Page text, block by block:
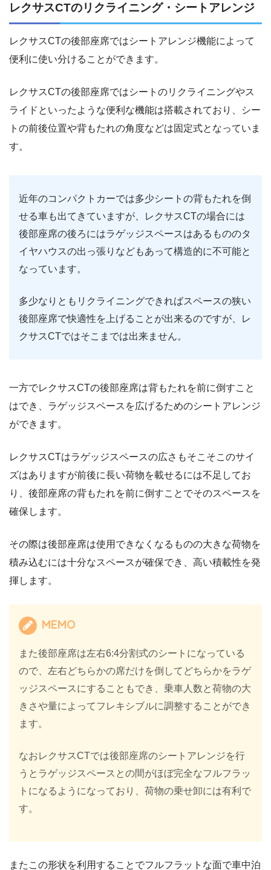
レクサスCTのリクライニング・シートアレンジ
レクサスCTの後部座席ではシートアレンジ機能によって
便利に使い分けることができます。
レクサスCTの後部座席ではシートのリクライニングやス
ライドといったような便利な機能は搭載されており、シー
トの前後位置や背もたれの角度などは固定式となっていま
す。
近年のコンパクトカーでは多少シートの背もたれを倒
せる車も出てきていますが、レクサスCTの場合には
後部座席の後ろにはラゲッジスペースはあるもののタ
イヤハウスの出っ張りなどもあって構造的に不可能と
なっています。
多少なりともリクライニングできればスペースの狭い
後部座席で快適性を上げることが出来るのですが、レ
クサスCTではそこまでは出来ません。
一方でレクサスCTの後部座席は背もたれを前に倒すこと
はでき、ラゲッジスペースを広げるためのシートアレンジ
ができます。
レクサスCTはラゲッジスペースの広さもそこそこのサイ
ズはありますが前後に長い荷物を載せるには不足してお
り、後部座席の背もたれを前に倒すことでそのスペースを
確保します。
その際は後部座席は使用できなくなるものの大きな荷物を
積み込むには十分なスペースが確保でき、高い積載性を発
揮します。
MEMO
また後部座席は左右6:4分割式のシートになっている
ので、左右どちらかの席だけを倒してどちらかをラゲ
ッジスペースにすることもでき、乗車人数と荷物の大
きさや量によってフレキシブルに調整することができ
ます。
なおレクサスCTでは後部座席のシートアレンジを行
うとラゲッジスペースとの間がほぼ完全なフルフラッ
トになるようになっており、荷物の乗せ卸には有利で
す。
またこの形状を利用することでフルフラットな面で車中泊